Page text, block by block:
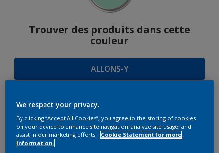
Trouver des produits dans cette
couleur
ALLONS-Y
SUGGESTIONS
D'HARMONIES
We respect your privacy.
By clicking “Accept All Cookies”, you agree to the storing of cookies
on your device to enhance site navigation, analyze site usage, and
assist in our marketing efforts.
Cookie Statement for more
information.